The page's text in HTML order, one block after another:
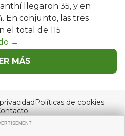
llegaron 35, y en
En conjunto, las tres
el total de 115
MÁS
Políticas de cookies